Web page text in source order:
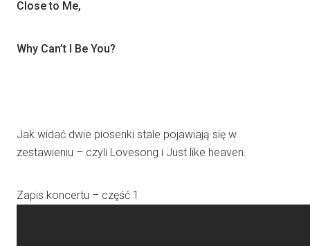
Close to Me,
Why Can’t I Be You?
Jak widać dwie piosenki stale pojawiają się w
zestawieniu – czyli Lovesong i Just like heaven.
Zapis koncertu – część 1